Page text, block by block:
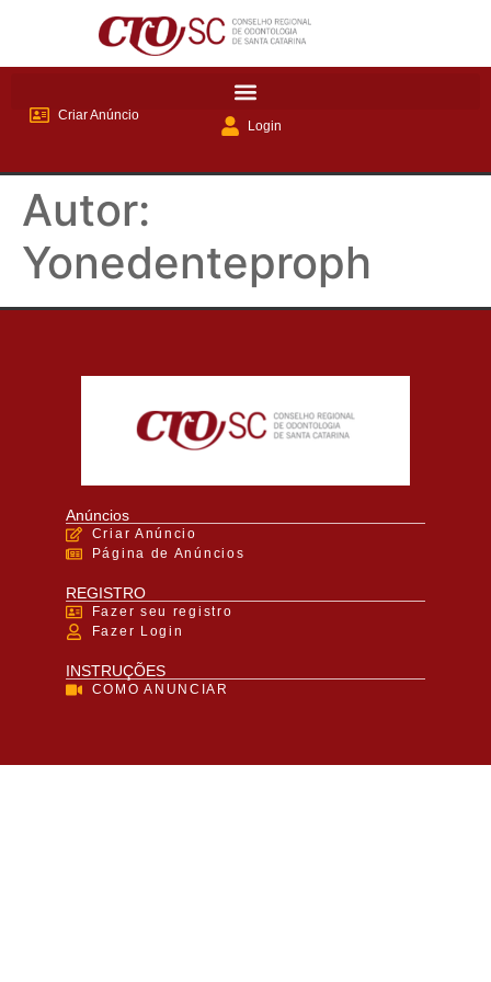
Criar Anúncio
Login
Autor:
Yonedenteproph
Anúncios
Criar Anúncio
Página de Anúncios
REGISTRO
Fazer seu registro
Fazer Login
INSTRUÇÕES
COMO ANUNCIAR